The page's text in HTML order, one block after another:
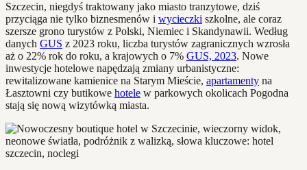
Szczecin, niegdyś traktowany jako miasto tranzytowe, dziś
przyciąga nie tylko biznesmenów i wycieczki szkolne, ale coraz
szersze grono turystów z Polski, Niemiec i Skandynawii. Według
danych GUS z 2023 roku, liczba turystów zagranicznych wzrosła
aż o 22% rok do roku, a krajowych o 7% GUS, 2023. Nowe
inwestycje hotelowe napędzają zmiany urbanistyczne:
rewitalizowane kamienice na Starym Mieście, apartamenty na
Łasztowni czy butikowe hotele w parkowych okolicach Pogodna
stają się nową wizytówką miasta.